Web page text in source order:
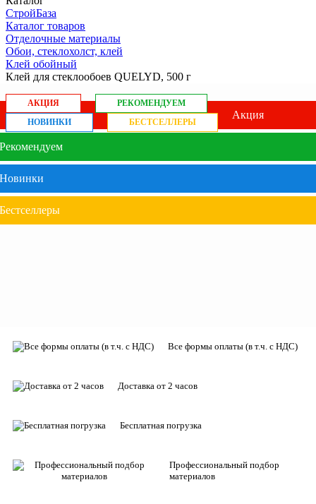
СтройБаза
Каталог товаров
Отделочные материалы
Обои, стеклохолст, клей
Клей обойный
Клей для стеклообоев QUELYD, 500 г
АКЦИЯ
РЕКОМЕНДУЕМ
НОВИНКИ
БЕСТСЕЛЛЕРЫ
Акция
Рекомендуем
Новинки
Бестселлеры
Все формы оплаты (в т.ч. с НДС)
Доставка от 2 часов
Бесплатная погрузка
Профессиональный подбор
материалов